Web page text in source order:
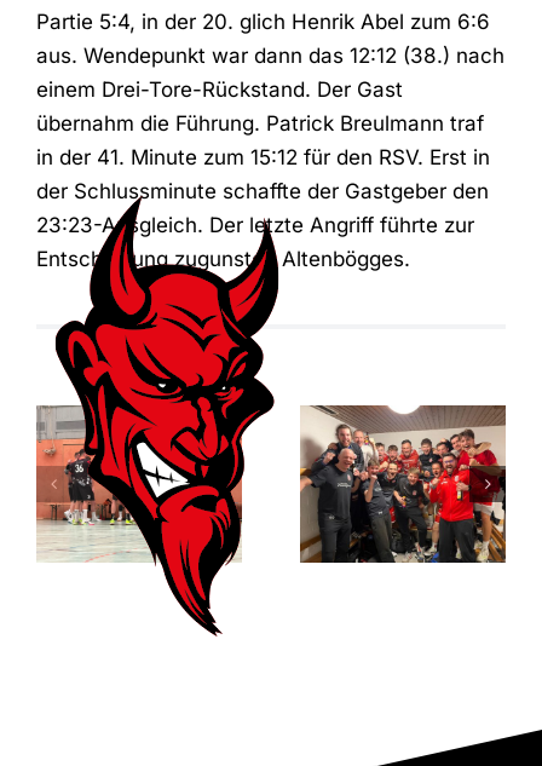
Partie 5:4, in der 20. glich Henrik Abel zum 6:6
aus. Wendepunkt war dann das 12:12 (38.) nach
einem Drei-Tore-Rückstand. Der Gast
übernahm die Führung. Patrick Breulmann traf
in der 41. Minute zum 15:12 für den RSV. Erst in
der Schlussminute schaffte der Gastgeber den
23:23-Ausgleich. Der letzte Angriff führte zur
Entscheidung zugunsten Altenbögges.
Gelungener
erster Test
gegen den TV
Brechten II
RSV
Altenbögge-
Bönen II –
SGH Unna-
Massen II